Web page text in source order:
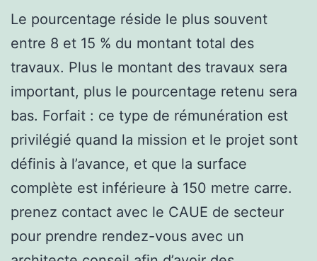
Le pourcentage réside le plus souvent
entre 8 et 15 % du montant total des
travaux. Plus le montant des travaux sera
important, plus le pourcentage retenu sera
bas. Forfait : ce type de rémunération est
privilégié quand la mission et le projet sont
définis à l’avance, et que la surface
complète est inférieure à 150 metre carre.
prenez contact avec le CAUE de secteur
pour prendre rendez-vous avec un